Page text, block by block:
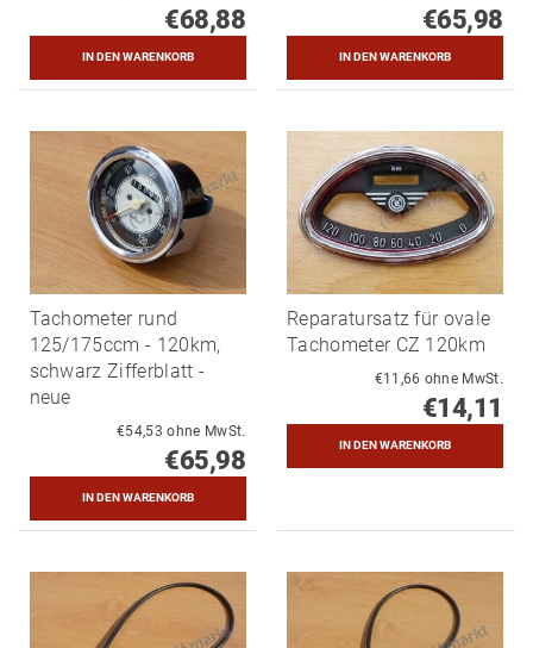
€68,88 €65,98
Tachometer rund
125/175ccm - 120km,
schwarz Zifferblatt -
neue
€54,53 ohne MwSt.
€65,98
Reparatursatz für ovale
Tachometer CZ 120km
€11,66 ohne MwSt.
€14,11